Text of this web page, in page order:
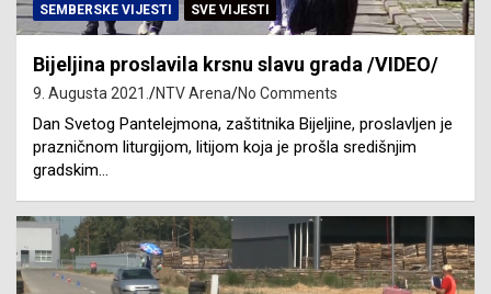
SEMBERSKE VIJESTI SVE VIJESTI
Bijeljina proslavila krsnu slavu grada /VIDEO/
9. Augusta 2021. NTV Arena No Comments
Dan Svetog Pantelejmona, zaštitnika Bijeljine, proslavljen je
prazničnom liturgijom, litijom koja je prošla središnjim
gradskim…